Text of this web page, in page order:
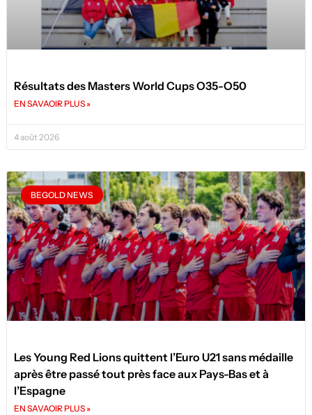
Résultats des Masters World Cups O35-O50
EN SAVAOIR PLUS »
4 août 2026
BEGOLD NEWS
Les Young Red Lions quittent l’Euro U21 sans médaille
après être passé tout près face aux Pays-Bas et à
l’Espagne
EN SAVAOIR PLUS »